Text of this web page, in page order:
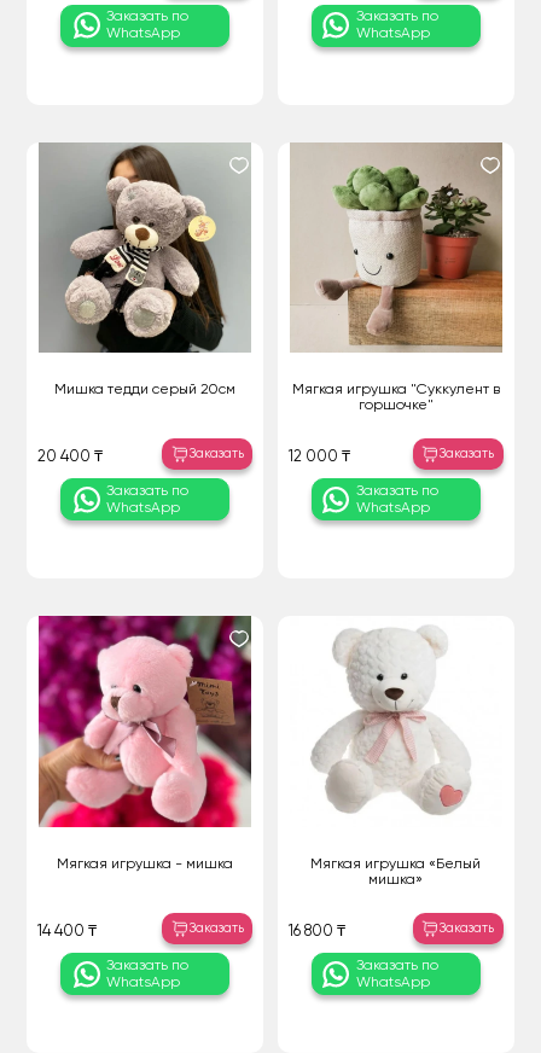
Заказать по
WhatsApp
Заказать по
WhatsApp
Мишка тедди серый 20см
20 400 ₸ Заказать
Заказать по
WhatsApp
Мягкая игрушка "Суккулент в
горшочке"
12 000 ₸ Заказать
Заказать по
WhatsApp
Мягкая игрушка - мишка
14 400 ₸ Заказать
Заказать по
WhatsApp
Мягкая игрушка «Белый
мишка»
16 800 ₸ Заказать
Заказать по
WhatsApp